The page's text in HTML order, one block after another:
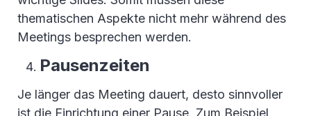
thematischen Aspekte nicht mehr während des
Meetings besprechen werden.
Pausenzeiten
Je länger das Meeting dauert, desto sinnvoller